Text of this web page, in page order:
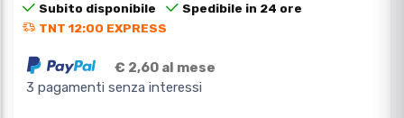
Subito disponibile
Spedibile in 24 ore
TNT 12:00 EXPRESS
€ 2,60 al mese
3 pagamenti senza interessi